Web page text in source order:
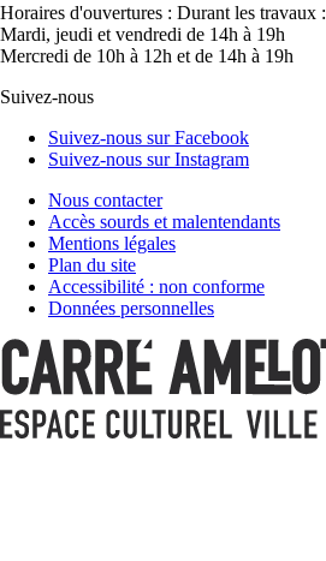
Horaires d'ouvertures : Durant les travaux :
Mardi, jeudi et vendredi de 14h à 19h
Mercredi de 10h à 12h et de 14h à 19h
Suivez-nous
Suivez-nous sur Facebook
Suivez-nous sur Instagram
Nous contacter
Accès sourds et malentendants
Mentions légales
Plan du site
Accessibilité : non conforme
Données personnelles